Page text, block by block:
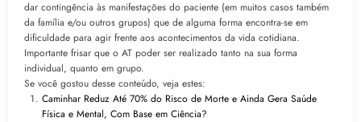
dar contingência às manifestações do paciente (em muitos casos também
da família e/ou outros grupos) que de alguma forma encontra-se em
dificuldade para agir frente aos acontecimentos da vida cotidiana.
Importante frisar que o AT poder ser realizado tanto na sua forma
individual, quanto em grupo.
Se você gostou desse conteúdo, veja estes:
Caminhar Reduz Até 70% do Risco de Morte e Ainda Gera Saúde
Física e Mental, Com Base em Ciência?